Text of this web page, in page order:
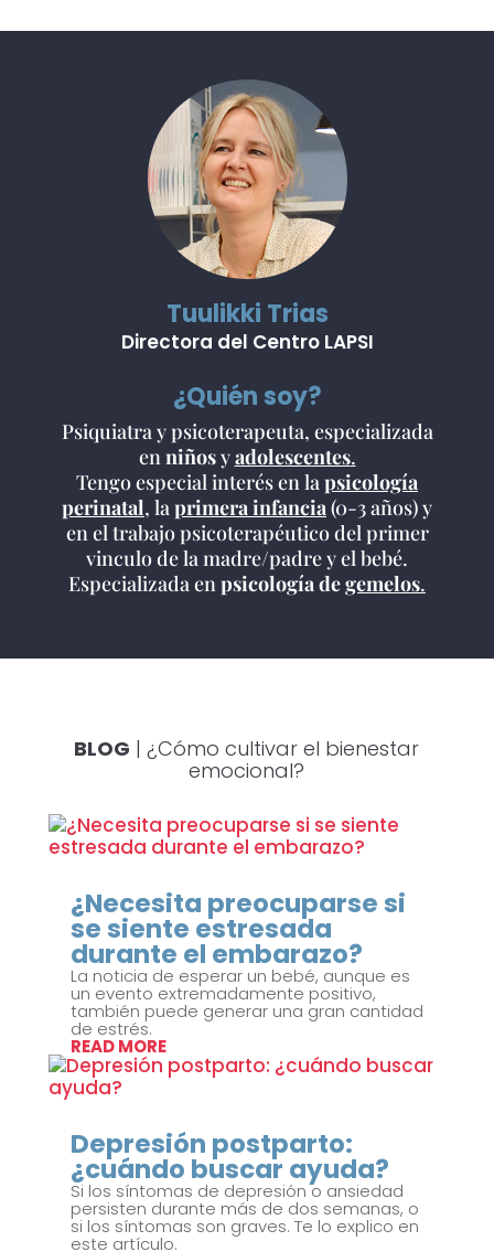
Tuulikki Trias
Directora del Centro LAPSI
¿Quién soy?
Psiquiatra y psicoterapeuta, especializada
en niñosyadolescentes.
Tengo especial interés en la psicología
perinatal, la primera infancia (0-3 años) y
en el trabajo psicoterapéutico del primer
vinculo de la madre/padre y el bebé.
Especializada en psicología degemelos.
BLOG | ¿Cómo cultivar el bienestar
emocional?
¿Necesita preocuparse si
se siente estresada
durante el embarazo?
La noticia de esperar un bebé, aunque es
un evento extremadamente positivo,
también puede generar una gran cantidad
de estrés.
READ MORE
Depresión postparto:
¿cuándo buscar ayuda?
Si los síntomas de depresión o ansiedad
persisten durante más de dos semanas, o
si los síntomas son graves. Te lo explico en
este artículo.